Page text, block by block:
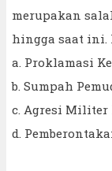
merupakan
hingga saat ini.
a. Proklamasi
b. Sumpah
c. Agresi Militer
d.